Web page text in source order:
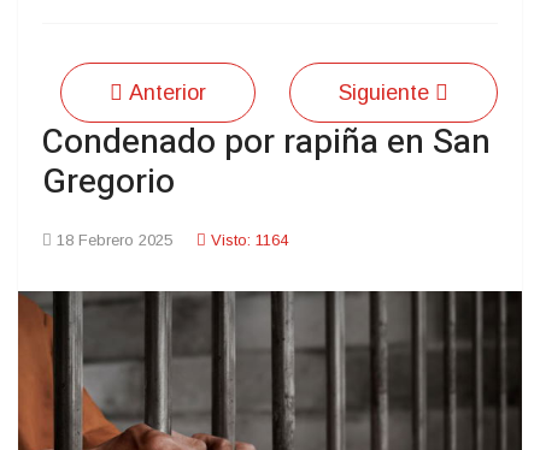
Anterior Siguiente
Condenado por rapiña en San
Gregorio
18 Febrero 2025 Visto: 1164